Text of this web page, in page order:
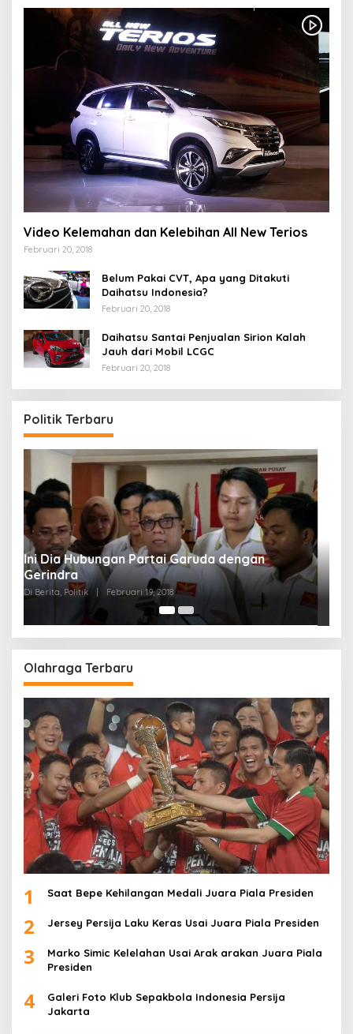
Video Kelemahan dan Kelebihan All New Terios
Februari 20, 2018
Belum Pakai CVT, Apa yang Ditakuti
Daihatsu Indonesia?
Februari 20, 2018
Daihatsu Santai Penjualan Sirion Kalah
Jauh dari Mobil LCGC
Februari 20, 2018
Politik Terbaru
Strategi PPP Menangkan Duet Ganjar dan Gus
Yasin
Di Berita, Politik | Februari 19, 2018
Olahraga Terbaru
1 Saat Bepe Kehilangan Medali Juara Piala Presiden
2 Jersey Persija Laku Keras Usai Juara Piala Presiden
3
Marko Simic Kelelahan Usai Arak arakan Juara Piala
Presiden
4
Galeri Foto Klub Sepakbola Indonesia Persija
Jakarta